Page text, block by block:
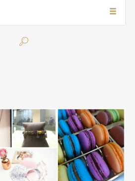
READ MORE